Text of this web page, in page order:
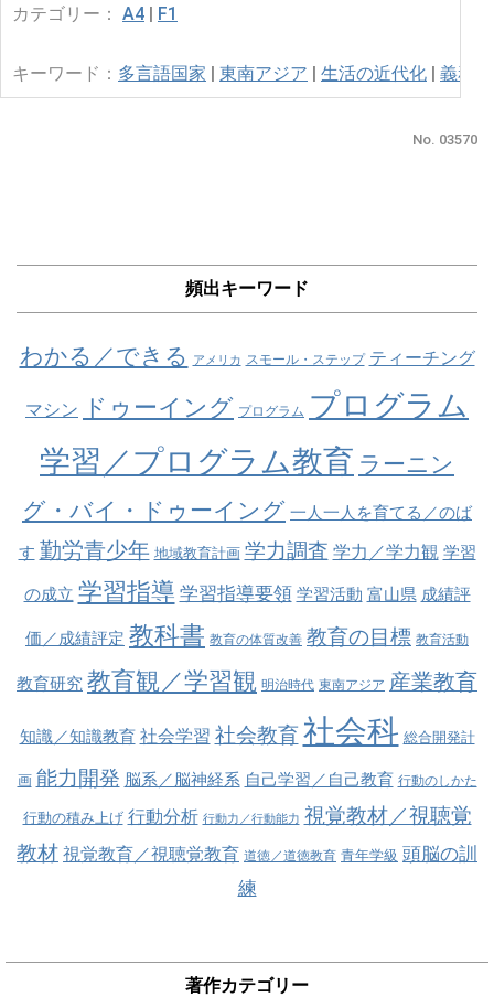
カテゴリー： A4 | F1
キーワード： 多言語国家 | 東南アジア | 生活の近代化 | 義務
No. 03570
頻出キーワード
わかる／できる アメリカ スモール・ステップ ティーチング
マシン ドゥーイング プログラム プログラム
学習／プログラム教育 ラーニン
グ・バイ・ドゥーイング 一人一人を育てる／のば
す 勤労青少年 地域教育計画 学力調査 学力／学力観 学習
の成立 学習指導 学習指導要領 学習活動 富山県 成績評
価／成績評定 教科書 教育の体質改善 教育の目標 教育活動
教育研究 教育観／学習観 明治時代 東南アジア 産業教育
知識／知識教育 社会学習 社会教育社会科 総合開発計
画 能力開発 脳系／脳神経系 自己学習／自己教育 行動のしかた
行動の積み上げ 行動分析 行動力／行動能力 視覚教材／視聴覚
教材 視覚教育／視聴覚教育 道徳／道徳教育 青年学級 頭脳の訓
練
著作カテゴリー